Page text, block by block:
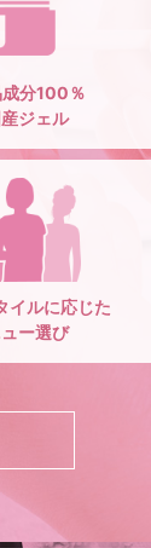
分100％
ジェル
イルに応じた
ー選び